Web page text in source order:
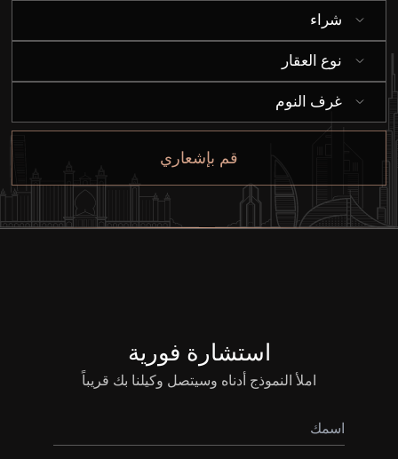
قيد الإنشاء
الوكلاء
من نحن
شراء
نوع العقار
غرف النوم
قم بإشعاري
استشارة فورية
املأ النموذج أدناه وسيتصل وكيلنا بك قريباً